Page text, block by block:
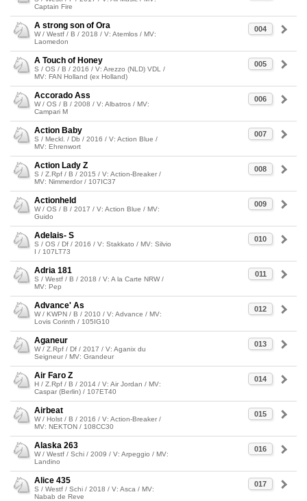
Captain Fire
004
A strong son of Ora
W / Westf / B / 2018 / V: Atemlos / MV:
Laomedon
005
A Touch of Honey
S / OS / B / 2016 / V: Arezzo (NLD) VDL /
MV: FAN Holland (ex Holland)
006
Accorado Ass
W / OS / B / 2008 / V: Albatros / MV:
Campari M
007
Action Baby
S / Meckl. / Db / 2016 / V: Action Blue /
MV: Ehrenwort
008
Action Lady Z
S / Z.Rpf / B / 2015 / V: Action-Breaker /
MV: Nimmerdor / 107IC37
009
Actionheld
W / OS / B / 2017 / V: Action Blue / MV:
Guido
010
Adelais- S
S / OS / Df / 2016 / V: Stakkato / MV: Silvio
I / 107LT73
011
Adria 181
S / Westf / B / 2018 / V: A la Carte NRW /
MV: Pep
012
Advance' As
W / KWPN / B / 2010 / V: Advance / MV:
Lovis Corinth / 105IG10
013
Aganeur
W / Z.Rpf / Df / 2017 / V: Aganix du
Seigneur / MV: Grandeur
014
Air Faro Z
H / Z.Rpf / B / 2014 / V: Air Jordan / MV:
Caspar (Berlin) / 107ET40
015
Airbeat
W / Holst / B / 2016 / V: Action-Breaker /
MV: NEKTON / 108CC30
016
Alaska 263
W / Westf / Schi / 2009 / V: Arpeggio / MV:
Landino
017
Alice 435
S / Westf / Schi / 2018 / V: Asca / MV:
Nabab de Reve